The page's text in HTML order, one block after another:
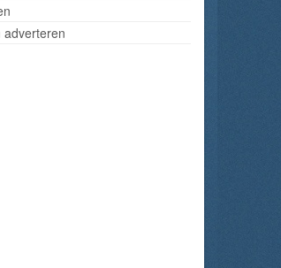
adverteren